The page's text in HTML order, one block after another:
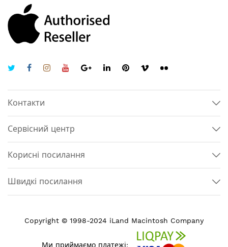
Контакти
Сервісний центр
Корисні посилання
Швидкі посилання
Copyright © 1998-2024 iLand Macintosh Company
Ми приймаємо платежі: